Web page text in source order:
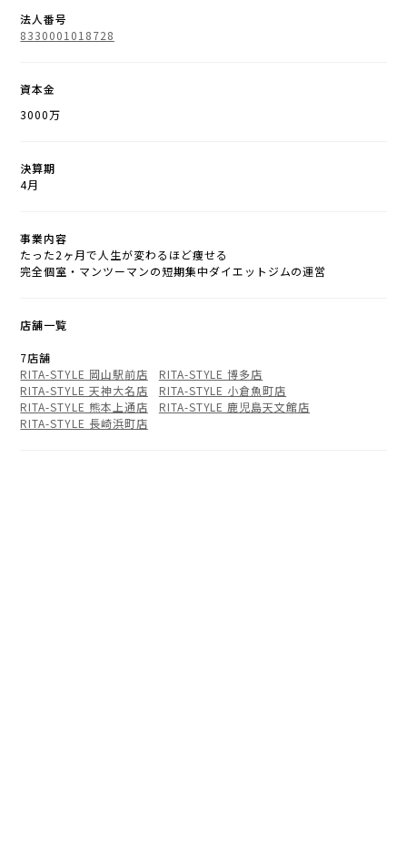
法人番号
8330001018728
資本金
3000万
決算期
4月
事業内容
たった2ヶ月で人生が変わるほど痩せる
完全個室・マンツーマンの短期集中ダイエットジムの運営
店舗一覧
7店舗
RITA-STYLE 岡山駅前店
RITA-STYLE 博多店
RITA-STYLE 天神大名店
RITA-STYLE 小倉魚町店
RITA-STYLE 熊本上通店
RITA-STYLE 鹿児島天文館店
RITA-STYLE 長崎浜町店